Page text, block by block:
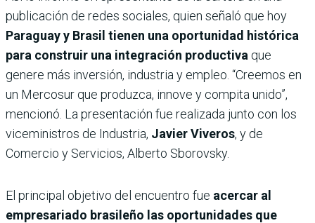
publicación de redes sociales, quien señaló que hoy
Paraguay y Brasil tienen una oportunidad histórica
para construir una integración productiva que
genere más inversión, industria y empleo. “Creemos en
un Mercosur que produzca, innove y compita unido”,
mencionó. La presentación fue realizada junto con los
viceministros de Industria, Javier Viveros, y de
Comercio y Servicios, Alberto Sborovsky.
El principal objetivo del encuentro fue acercar al
empresariado brasileño las oportunidades que